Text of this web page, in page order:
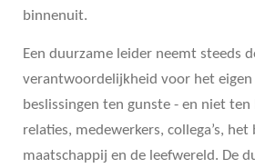
binnenuit.
Een duurzame leider neemt steeds
verantwoordelijkheid voor het eigen
beslissingen ten gunste - en niet ten
relaties, medewerkers, collega’s, het
maatschappij en de leefwereld. De